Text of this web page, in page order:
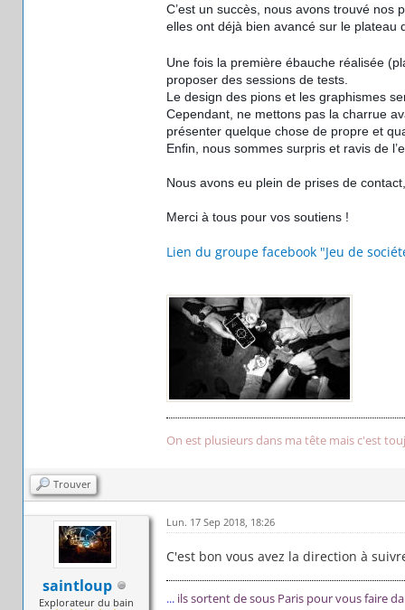
C’est un succès, nous avons trouvé
elles ont déjà bien avancé sur le
Une fois la première ébauche réalisée
proposer des sessions de tests.
Le design des pions et les graphismes
Cependant, ne mettons pas la charrue
présenter quelque chose de propre et
Enfin, nous sommes surpris et ravis de
Nous avons eu plein de prises de
Merci à tous pour vos soutiens !
Lien du groupe facebook "Jeu de
On est plusieurs dans ma tête mais c'est
Trouver
saintloup
Explorateur du bain
Lun. 17 Sep 2018, 18:26
C'est bon vous avez la direction à
... ils sortent de sous Paris pour vous faire